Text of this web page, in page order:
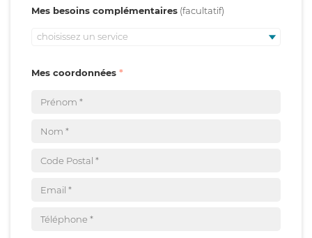
Mes besoins complémentaires
choisissez un service
Mes coordonnées